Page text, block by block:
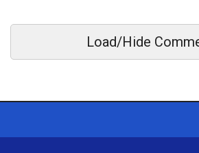
Load/Hide